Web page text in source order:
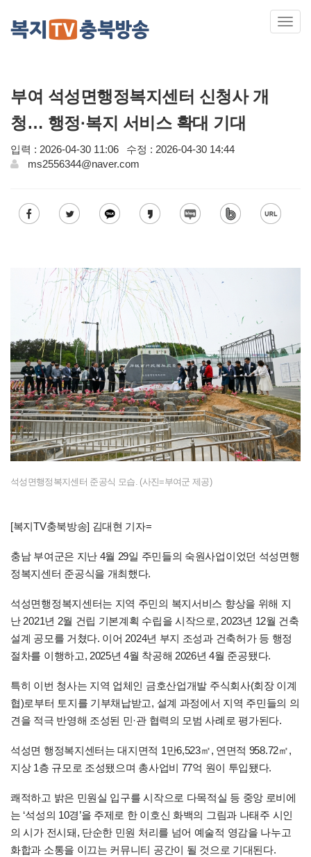
부여 석성면행정복지센터 신청사 개
청… 행정·복지 서비스 확대 기대
입력 : 2026-04-30 11:06
수정 : 2026-04-30 14:44
ms2556344@naver.com
석성면행정복지센터 준공식 모습. (사진=부여군 제공)
[복지TV충북방송] 김대현 기자=
충남 부여군은 지난 4월 29일 주민들의 숙원사업이었던 석성면행
정복지센터 준공식을 개최했다.
석성면행정복지센터는 지역 주민의 복지서비스 향상을 위해 지
난 2021년 2월 건립 기본계획 수립을 시작으로, 2023년 12월 건축
설계 공모를 거쳤다. 이어 2024년 부지 조성과 건축허가 등 행정
절차를 이행하고, 2025년 4월 착공해 2026년 4월 준공됐다.
특히 이번 청사는 지역 업체인 금호산업개발 주식회사(회장 이계
협)로부터 토지를 기부채납받고, 설계 과정에서 지역 주민들의 의
견을 적극 반영해 조성된 민·관 협력의 모범 사례로 평가된다.
석성면 행정복지센터는 대지면적 1만6,523㎡, 연면적 958.72㎡,
지상 1층 규모로 조성됐으며 총사업비 77억 원이 투입됐다.
쾌적하고 밝은 민원실 입구를 시작으로 다목적실 등 중앙 로비에
는 ‘석성의 10경’을 주제로 한 이호신 화백의 그림과 나태주 시인
의 시가 전시돼, 단순한 민원 처리를 넘어 예술적 영감을 나누고
화합과 소통을 이끄는 커뮤니티 공간이 될 것으로 기대된다.